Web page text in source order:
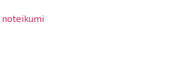
noteikumi